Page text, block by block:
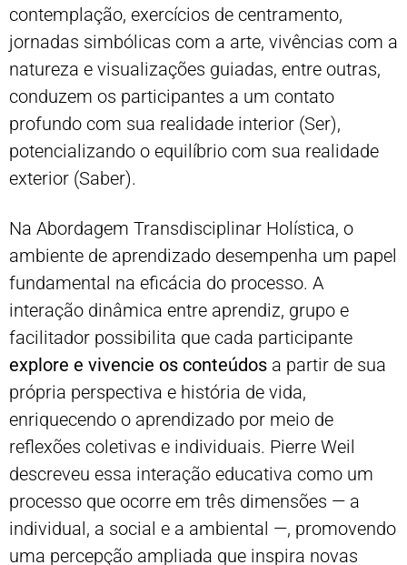
contemplação, exercícios de centramento,
jornadas simbólicas com a arte, vivências com a
natureza e visualizações guiadas, entre outras,
conduzem os participantes a um contato
profundo com sua realidade interior (Ser),
potencializando o equilíbrio com sua realidade
exterior (Saber).
Na Abordagem Transdisciplinar Holística, o
ambiente de aprendizado desempenha um papel
fundamental na eficácia do processo. A
interação dinâmica entre aprendiz, grupo e
facilitador possibilita que cada participante
explore e vivencie os conteúdos a partir de sua
própria perspectiva e história de vida,
enriquecendo o aprendizado por meio de
reflexões coletivas e individuais. Pierre Weil
descreveu essa interação educativa como um
processo que ocorre em três dimensões — a
individual, a social e a ambiental —, promovendo
uma percepção ampliada que inspira novas